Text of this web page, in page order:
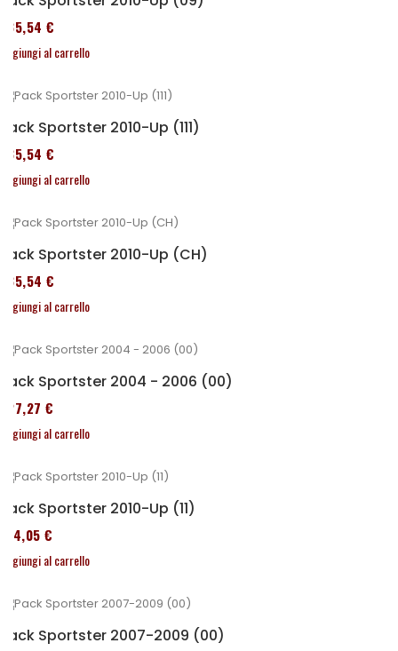
235,54 €
Aggiungi al carrello
Pack Sportster 2010-Up (111)
235,54 €
Aggiungi al carrello
Pack Sportster 2010-Up (CH)
235,54 €
Aggiungi al carrello
Pack Sportster 2004 - 2006 (00)
227,27 €
Aggiungi al carrello
Pack Sportster 2010-Up (11)
314,05 €
Aggiungi al carrello
Pack Sportster 2007-2009 (00)